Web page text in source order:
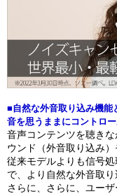
■自然な外音取り込み機能
音を思うままにコントロ
音声コンテンツを聴き
ウンド（外音取り込み）
従来モデルよりも信号
で、より自然な外音取り
さらに、さらに、ユー